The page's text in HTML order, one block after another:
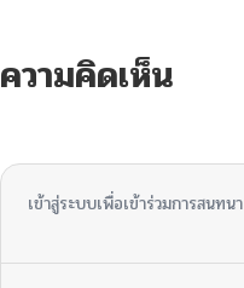
ความคิดเห็น
เข้าสู่ระบบเพื่อเข้าร่วมการสนทนา